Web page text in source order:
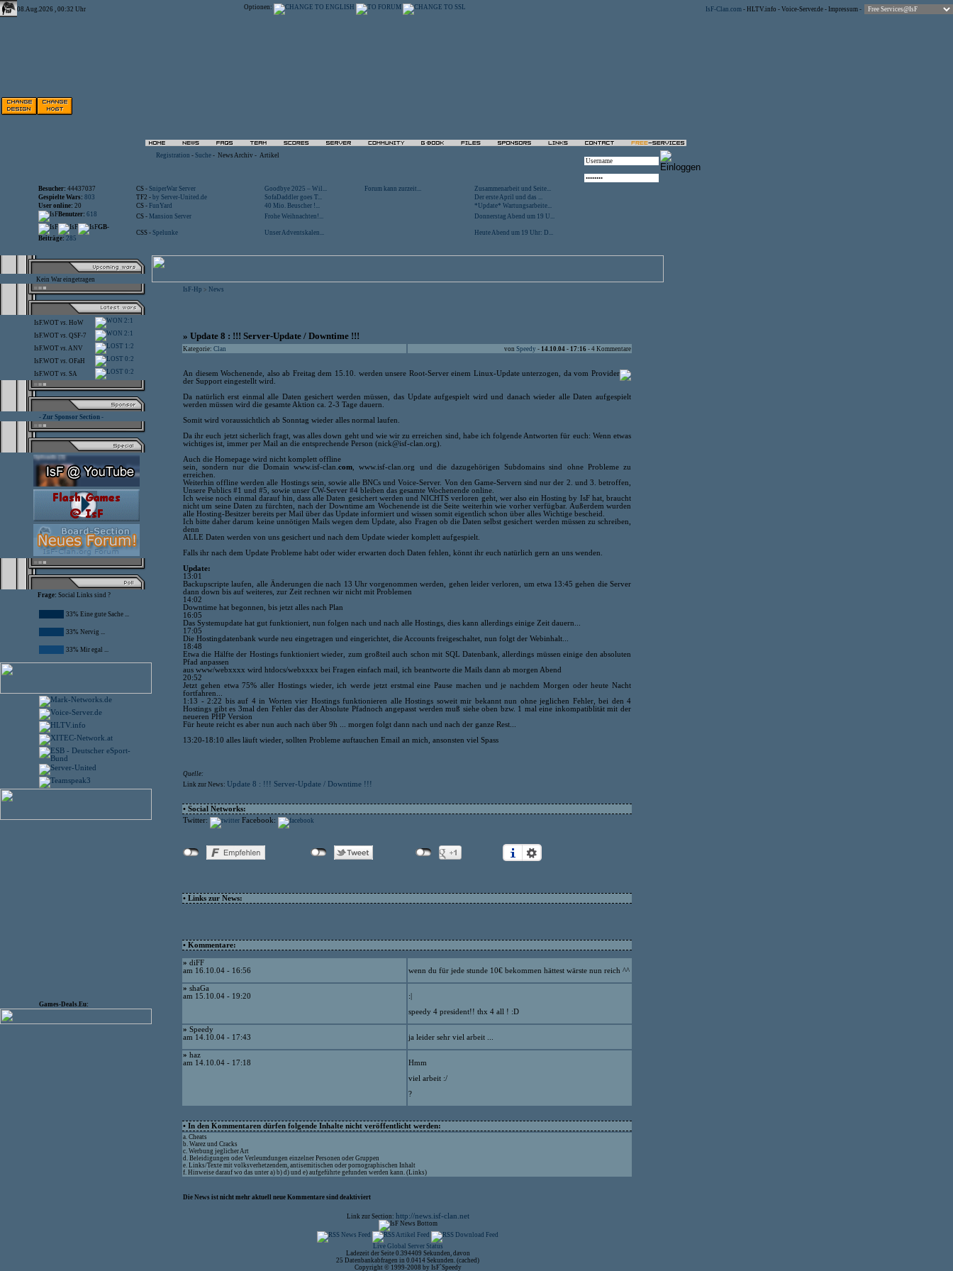
08.Aug.2026 , 00:32 Uhr Optionen: IsF-Clan.com - HLTV.info - Voice-Server.de - Impressum -
Registration - Suche - News Archiv - Artikel
Besucher: 44437037 CS - SniperWar Server Goodbye 2025 – Wil... Forum kann zurzeit...
Zusammenarbeit und Seite...
Gespielte Wars: 803 TF2 - by Server-United.de SofaDaddler goes T...
Der erste April und das ...
User online: 20 CS - FunYard 40 Mio. Beuscher !...
*Update* Wartungsarbeite...
Benutzer: 618 CS - Mansion Server Frohe Weihnachten!...
Donnerstag Abend um 19 U...
GB-
Beiträge: 285
CSS - Spelunke Unser Adventskalen... Heute Abend um 19 Uhr: D...
Kein War eingetragen
IsF.WOT vs. HoW 2:1
IsF.WOT vs. QSF-7 2:1
IsF.WOT vs.ANV 1:2
IsF.WOT vs. OFaH 0:2
IsF.WOT vs. SA 0:2
- Zur Sponsor Section -
Frage: Social Links sind ?
33% Eine gute Sache ...
33% Nervig ...
33% Mir egal ...
Games-Deals.Eu:
IsF-Hp > News
» Update 8 : !!! Server-Update / Downtime !!!
Kategorie: Clan von Speedy - 14.10.04 - 17:16 - 4 Kommentare
An diesem Wochenende, also ab Freitag dem 15.10. werden unsere Root-Server einem Linux-Update unterzogen, da vom Provider
der Support eingestellt wird.
Da natürlich erst einmal alle Daten gesichert werden müssen, das Update aufgespielt wird und danach wieder alle Daten aufgespielt
werden müssen wird die gesamte Aktion ca. 2-3 Tage dauern.
Somit wird voraussichtlich ab Sonntag wieder alles normal laufen.
Da ihr euch jetzt sicherlich fragt, was alles down geht und wie wir zu erreichen sind, habe ich folgende Antworten für euch: Wenn etwas
wichtiges ist, immer per Mail an die entsprechende Person (nick@isf-clan.org).
Auch die Homepage wird nicht komplett offline
sein, sondern nur die Domain www.isf-clan.com , www.isf-clan.org und die dazugehörigen Subdomains sind ohne Probleme zu
erreichen.
Weiterhin offline werden alle Hostings sein, sowie alle BNCs und Voice-Server. Von den Game-Servern sind nur der 2. und 3. betroffen,
Unsere Publics #1 und #5, sowie unser CW-Server #4 bleiben das gesamte Wochenende online.
Ich weise noch einmal darauf hin, dass alle Daten gesichert werden und NICHTS verloren geht, wer also ein Hosting by IsF hat, braucht
nicht um seine Daten zu fürchten, nach der Downtime am Wochenende ist die Seite weiterhin wie vorher verfügbar. Außerdem wurden
alle Hosting-Besitzer bereits per Mail über das Update informiert und wissen somit eigentlich schon über alles Wichtige bescheid.
Ich bitte daher darum keine unnötigen Mails wegen dem Update, also Fragen ob die Daten selbst gesichert werden müssen zu schreiben,
denn
ALLE Daten werden von uns gesichert und nach dem Update wieder komplett aufgespielt.
Falls ihr nach dem Update Probleme habt oder wider erwarten doch Daten fehlen, könnt ihr euch natürlich gern an uns wenden.
Update:
13:01
Backupscripte laufen, alle Änderungen die nach 13 Uhr vorgenommen werden, gehen leider verloren, um etwa 13:45 gehen die Server
dann down bis auf weiteres, zur Zeit rechnen wir nicht mit Problemen
14:02
Downtime hat begonnen, bis jetzt alles nach Plan
16:05
Das Systemupdate hat gut funktioniert, nun folgen nach und nach alle Hostings, dies kann allerdings einige Zeit dauern...
17:05
Die Hostingdatenbank wurde neu eingetragen und eingerichtet, die Accounts freigeschaltet, nun folgt der Webinhalt...
18:48
Etwa die Hälfte der Hostings funktioniert wieder, zum großteil auch schon mit SQL Datenbank, allerdings müssen einige den absoluten
Pfad anpassen
aus www/webxxxx wird htdocs/webxxxx bei Fragen einfach mail, ich beantworte die Mails dann ab morgen Abend
20:52
Jetzt gehen etwa 75% aller Hostings wieder, ich werde jetzt erstmal eine Pause machen und je nachdem Morgen oder heute Nacht
fortfahren...
1:13 - 2:22 bis auf 4 in Worten vier Hostings funktionieren alle Hostings soweit mir bekannt nun ohne jeglichen Fehler, bei den 4
Hostings gibt es 3mal den Fehler das der Absolute Pfadnoch angepasst werden muß siehe oben bzw. 1 mal eine inkompatiblität mit der
neueren PHP Version
Für heute reicht es aber nun auch nach über 9h ... morgen folgt dann nach und nach der ganze Rest...
13:20-18:10 alles läuft wieder, sollten Probleme auftauchen Email an mich, ansonsten viel Spass
Quelle:
Link zur News: Update 8 : !!! Server-Update / Downtime !!!
• Social Networks:
Twitter:
Facebook:
• Links zur News:
• Kommentare:
» diFF
am 16.10.04 - 16:56
wenn du für jede stunde 10€ bekommen hättest wärste nun reich ^^
» shaGa
am 15.10.04 - 19:20
:|
speedy 4 president!! thx 4 all ! :D
» Speedy
am 14.10.04 - 17:43
ja leider sehr viel arbeit ...
» haz
am 14.10.04 - 17:18
Hmm
viel arbeit :/
?
• In den Kommentaren dürfen folgende Inhalte nicht veröffentlicht werden:
a. Cheats
b. Warez und Cracks
c. Werbung jeglicher Art
d. Beleidigungen oder Verleumdungen einzelner Personen oder Gruppen
e. Links/Texte mit volksverhetzendem, antisemitischen oder pornographischen Inhalt
f. Hinweise darauf wo das unter a) b) d) und e) aufgeführte gefunden werden kann. (Links)
Die News ist nicht mehr aktuell neue Kommentare sind deaktiviert
Link zur Section: http://news.isf-clan.net
Live Global Server Status
Ladezeit der Seite 0.394409 Sekunden, davon
25 Datenbankabfragen in 0.0414 Sekunden. (cached)
Copyright © 1999-2008 by IsF`Speedy